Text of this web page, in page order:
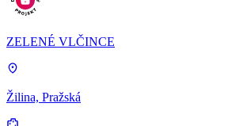
ZELENÉ VLČINCE
Žilina, Pražská